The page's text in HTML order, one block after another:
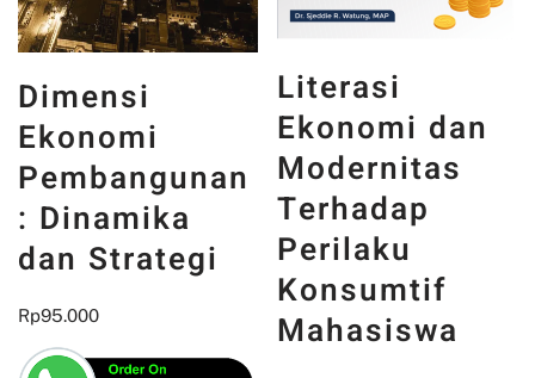
Dimensi
Ekonomi
Pembangunan
: Dinamika
dan Strategi
Rp95.000
Literasi
Ekonomi dan
Modernitas
Terhadap
Perilaku
Konsumtif
Mahasiswa